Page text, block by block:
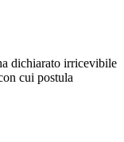
dichiarato irricevibile
cui postula